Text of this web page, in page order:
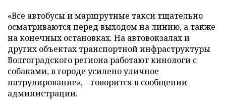
«Все автобусы и маршрутные такси тщательно
осматриваются перед выходом на линию, а также
на конечных остановках. На автовокзалах и
других объектах транспортной инфраструктуры
Волгоградского региона работают кинологи с
собаками, в городе усилено уличное
патрулирование», – говорится в сообщении
администрации.